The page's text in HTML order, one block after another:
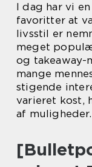
I dag har vi
favoritter at
livsstil er
meget
og takeaway-
mange
stigende
varieret kost,
af muligheder.